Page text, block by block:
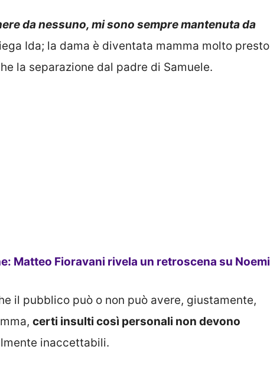
da nessuno, mi sono sempre mantenuta da
Ida; la dama è diventata mamma molto presto
la separazione dal padre di Samuele.
Matteo Fioravani rivela un retroscena su Noemi
il pubblico può o non può avere, giustamente,
certi insulti così personali non devono
inaccettabili.